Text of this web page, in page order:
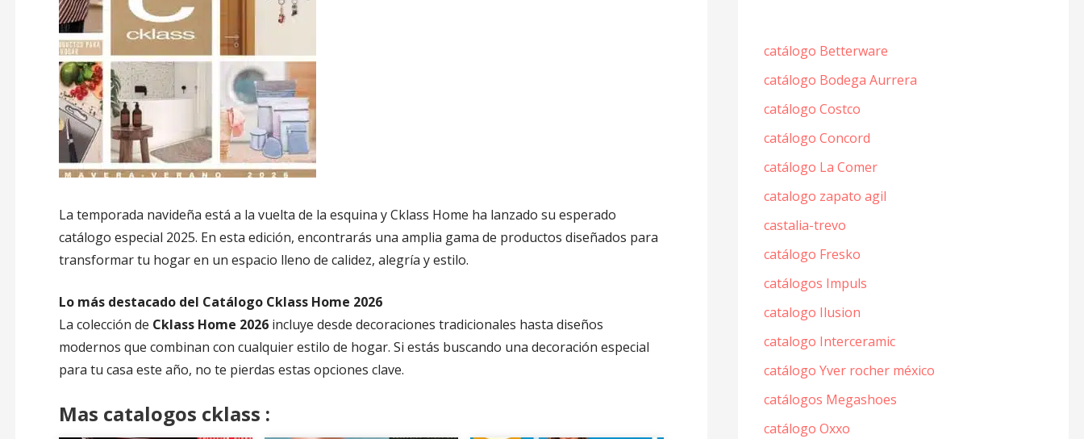
La temporada navideña está a la vuelta de la esquina y Cklass Home ha lanzado su esperado
catálogo especial 2025. En esta edición, encontrarás una amplia gama de productos diseñados para
transformar tu hogar en un espacio lleno de calidez, alegría y estilo.
Lo más destacado del Catálogo Cklass Home 2026
La colección de Cklass Home 2026incluye desde decoraciones tradicionales hasta diseños
modernos que combinan con cualquier estilo de hogar. Si estás buscando una decoración especial
para tu casa este año, no te pierdas estas opciones clave.
Mas catalogos cklass :
catálogo Betterware
catálogo Bodega Aurrera
catálogo Costco
catálogo Concord
catálogo La Comer
catalogo zapato agil
castalia-trevo
catálogo Fresko
catálogos Impuls
catalogo Ilusion
catalogo Interceramic
catálogo Yver rocher méxico
catálogos Megashoes
catálogo Oxxo